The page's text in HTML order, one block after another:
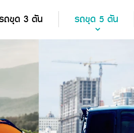
ถขุด 3 ตัน รถขุด 5 ตัน